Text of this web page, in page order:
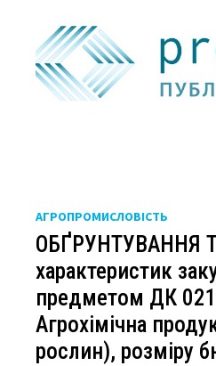
АГРОПРОМИСЛОВІСТЬ
ОБҐРУНТУВАННЯ
характеристик
предметом ДК
Агрохімічна
рослин), розміру